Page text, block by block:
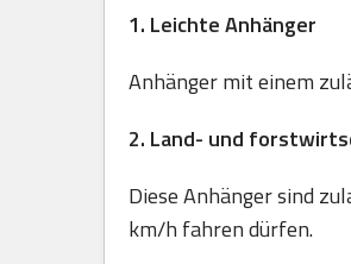
1. Leichte Anhänger
Anhänger mit einem
2. Land- und
Diese Anhänger sind
km/h fahren dürfen.